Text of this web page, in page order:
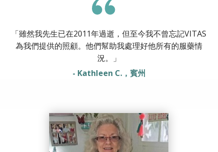
「雖然我先生已在2011年過逝，但至今我不曾忘記VITAS
為我們提供的照顧。他們幫助我處理好他所有的服藥情
況。」
- Kathleen C.，賓州